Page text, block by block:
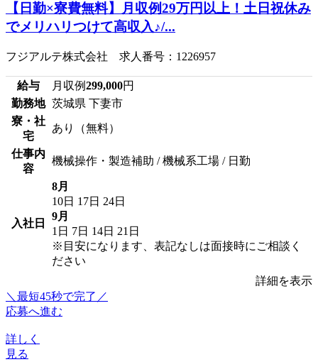
【日勤×寮費無料】月収例29万円以上！土日祝休み
でメリハリつけて高収入♪/...
フジアルテ株式会社 求人番号：1226957
給与 月収例299,000円
勤務地 茨城県 下妻市
寮・社
宅
あり（無料）
仕事内
容
機械操作・製造補助 / 機械系工場 / 日勤
入社日
8月
10日 17日 24日
9月
1日 7日 14日 21日
※目安になります、表記なしは面接時にご相談く
ださい
詳細を表示
＼最短45秒で完了／
応募へ進む
詳しく
見る